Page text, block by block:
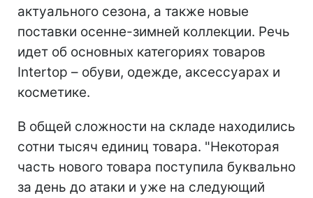
актуального сезона, а также новые
поставки осенне-зимней коллекции. Речь
идет об основных категориях товаров
Intertop – обуви, одежде, аксессуарах и
косметике.
В общей сложности на складе находились
сотни тысяч единиц товара. "Некоторая
часть нового товара поступила буквально
за день до атаки и уже на следующий